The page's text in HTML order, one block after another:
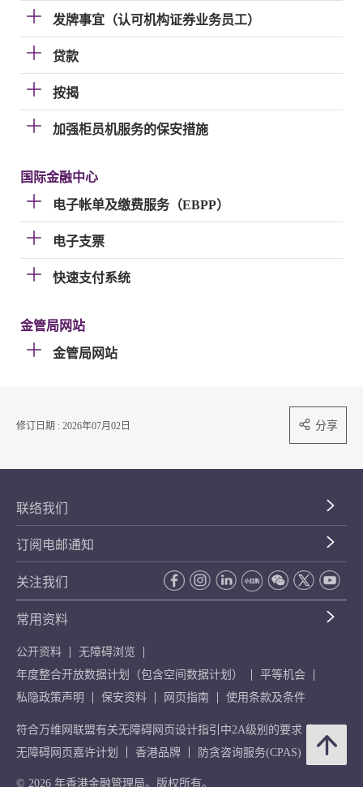
发牌事宜（认可机构证券业务员工）
贷款
按揭
加强柜员机服务的保安措施
国际金融中心
电子帐单及缴费服务（EBPP）
电子支票
快速支付系统
金管局网站
金管局网站
修订日期 : 2026年07月02日 分享
联络我们
订阅电邮通知
关注我们
常用资料
公开资料
无障碍浏览
年度整合开放数据计划（包含空间数据计划）
平等机会
私隐政策声明
保安资料 网页指南 使用条款及条件
符合万维网联盟有关无障碍网页设计指引中2A级别的要求
无障碍网页嘉许计划
香港品牌 防贪咨询服务(CPAS)
© 2026 年香港金融管理局。版权所有。